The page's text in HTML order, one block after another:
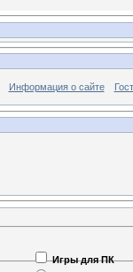
Информация о сайте
Игры для ПК